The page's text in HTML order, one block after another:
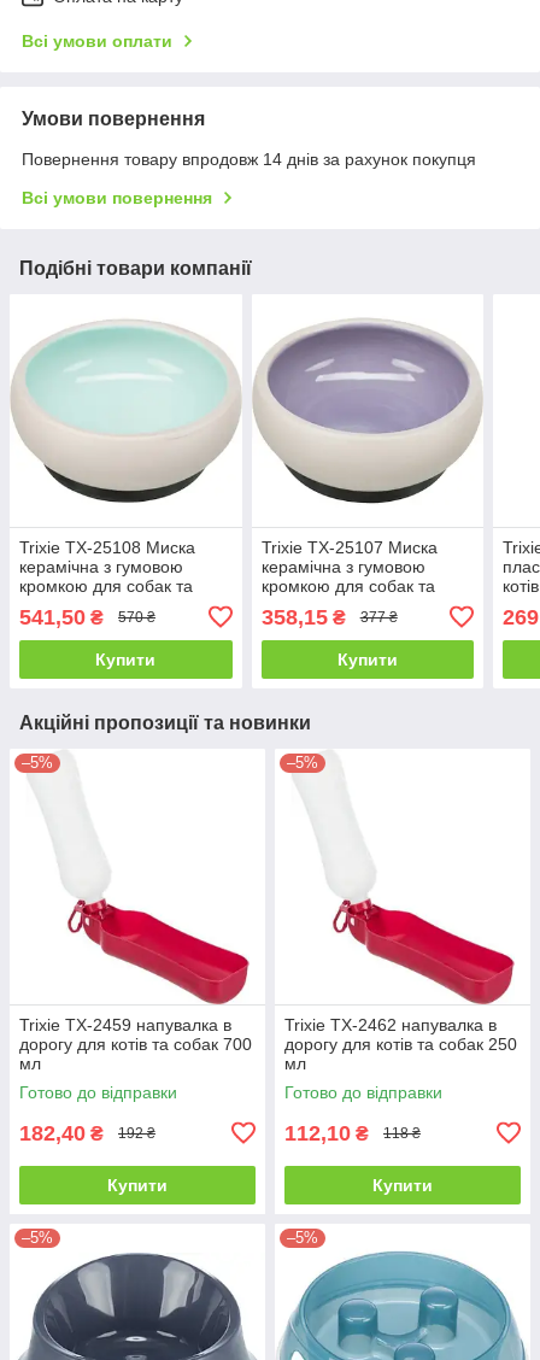
Всі умови оплати
Умови повернення
Повернення товару впродовж 14 днів за рахунок покупця
Всі умови повернення
Подібні товари компанії
Trixie TX-25108 Миска
керамічна з гумовою
кромкою для собак та
асортименті
541,50 ₴ 570 ₴
Купити
Trixie TX-25107 Миска
керамічна з гумовою
кромкою для собак та
котів 0.6 л, 14 см колір в
асортименті
358,15₴ 377 ₴
Купити
Акційні пропозиції та новинки
–5%
Trixie TX-2459 напувалка в
дорогу для котів та собак 700
мл
Готово до відправки
182,40 ₴ 192 ₴
Купити
–5%
Trixie TX-2462 напувалка в
дорогу для котів та собак 250
мл
Готово до відправки
112,10 ₴ 118 ₴
Купити
–5% –5%